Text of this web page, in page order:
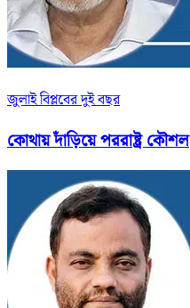
জুলাই বিপ্লবের দুই বছর
কোথায় দাঁড়িয়ে পররাষ্ট্র কৌশল